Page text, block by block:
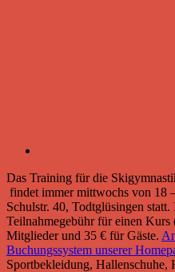
Das Training für die
findet immer mittwochs von 18
Schulstr. 40, Todtglüsingen
Teilnahmegebühr für einen
Mitglieder und 35 € für Gäste.
Buchungssystem unserer
Sportbekleidung, Hallenschuhe,